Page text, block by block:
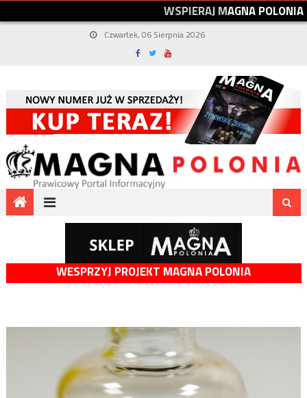
WSPIERAJMAGNAPOLONIA
Czwartek, 06 Sierpnia 2026
WESPRZYJ PROJEKT MAGNA POLONIA